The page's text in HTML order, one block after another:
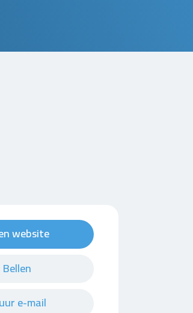
website
Bellen
e-mail